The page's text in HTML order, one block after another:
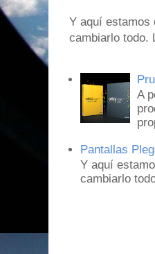
Y aquí estamos
cambiarlo todo.
A
Pantallas
Y aquí
cambiarlo